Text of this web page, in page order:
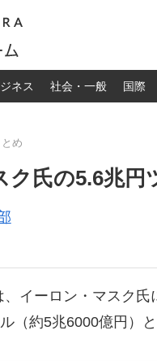
ネス 社会・一般 国際
め
ク氏の5.6兆
イーロン・マスク
（約5兆6000億円）